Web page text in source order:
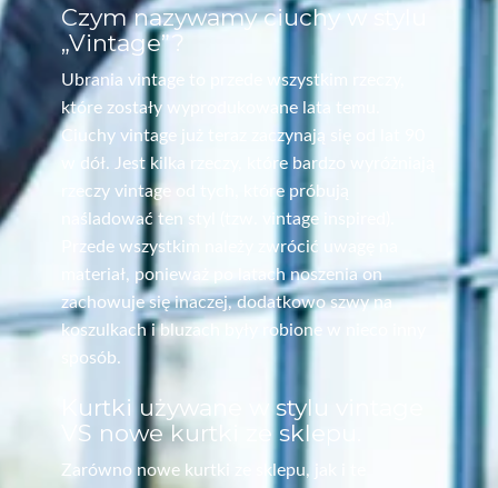
Czym nazywamy ciuchy w stylu
„Vintage”?
Ubrania vintage to przede wszystkim rzeczy,
które zostały wyprodukowane lata temu.
Ciuchy vintage już teraz zaczynają się od lat 90
w dół. Jest kilka rzeczy, które bardzo wyróżniają
rzeczy vintage od tych, które próbują
naśladować ten styl (tzw. vintage inspired).
Przede wszystkim należy zwrócić uwagę na
materiał, ponieważ po latach noszenia on
zachowuje się inaczej, dodatkowo szwy na
koszulkach i bluzach były robione w nieco inny
sposób.
Kurtki używane w stylu vintage
VS nowe kurtki ze sklepu.
Zarówno nowe kurtki ze sklepu, jak i te